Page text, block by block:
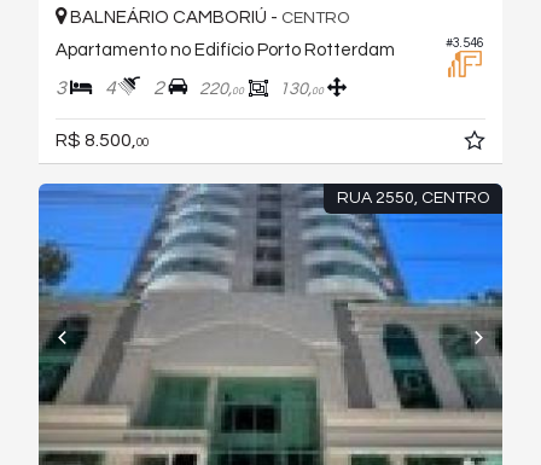
#3.546
BALNEÁRIO CAMBORIÚ - CENTRO
Apartamento no Edifício Porto Rotterdam
3 4 2 220,00 130,00
R$ 8.500, 00
RUA 2550, CENTRO